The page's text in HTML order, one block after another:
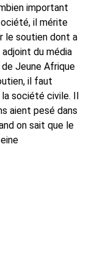
important
il mérite
le soutien dont a
du média
Jeune Afrique
il faut
société civile. Il
aient pesé dans
on sait que le